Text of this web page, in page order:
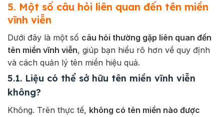
5. Một số câu hỏi liên quan đến tên miền
vĩnh viễn
Dưới đây là một số câu hỏi thường gặp liên quan đến
tên miền vĩnh viễn, giúp bạn hiểu rõ hơn về quy định
và cách quản lý tên miền hiệu quả.
5.1. Liệu có thể sở hữu tên miền vĩnh viễn
không?
Không. Trên thực tế, không có tên miền nào được